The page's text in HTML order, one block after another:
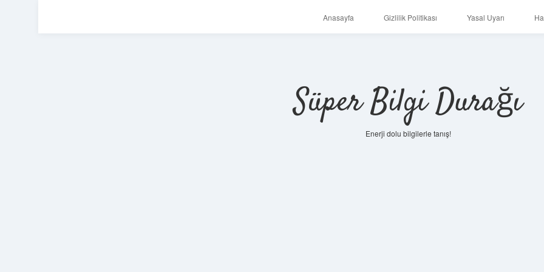
Anasayfa Gizlilik Politikası Yasal Uyarı
Süper Bilgi Durağı
Enerji dolu bilgilerle tanış!